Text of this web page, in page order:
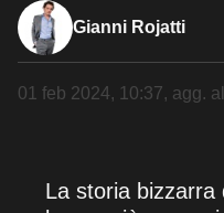
Gianni Rojatti
01 feb 2024, 10:37, agg.
La storia bizzarra